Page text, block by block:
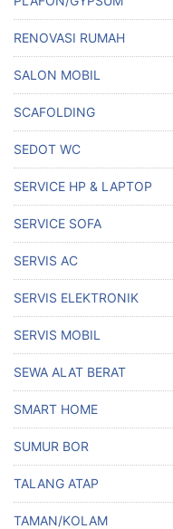
RENOVASI RUMAH
SALON MOBIL
SCAFOLDING
SEDOT WC
SERVICE HP & LAPTOP
SERVICE SOFA
SERVIS AC
SERVIS ELEKTRONIK
SERVIS MOBIL
SEWA ALAT BERAT
SMART HOME
SUMUR BOR
TALANG ATAP
TAMAN/KOLAM